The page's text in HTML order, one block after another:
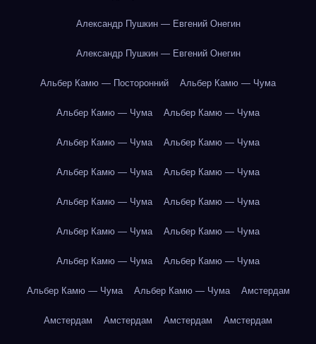
Александр Пушкин — Евгений Онегин
Александр Пушкин — Евгений Онегин
Альбер Камю — Посторонний Альбер Камю — Чума
Альбер Камю — Чума Альбер Камю — Чума
Альбер Камю — Чума Альбер Камю — Чума
Альбер Камю — Чума Альбер Камю — Чума
Альбер Камю — Чума Альбер Камю — Чума
Альбер Камю — Чума Альбер Камю — Чума
Альбер Камю — Чума Альбер Камю — Чума
Альбер Камю — Чума Альбер Камю — Чума Амстердам
Амстердам Амстердам Амстердам Амстердам